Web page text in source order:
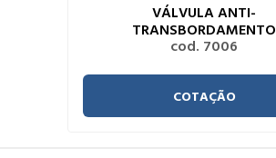
VÁLVULA ANTI-
TRANSBORDAMENTO
cod. 7006
COTAÇÃO